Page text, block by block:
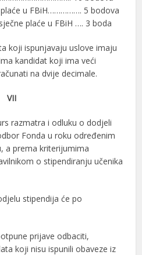
u FBiH……………. 5 bodova
plaće u FBiH …. 3 boda
koji ispunjavaju uslove imaju
kandidat koji ima veći
na dvije decimale.
VII
razmatra i odluku o dodjeli
Fonda u roku određenim
a prema kriterijumima
o stipendiranju učenika
stipendija će po
prijave odbaciti,
koji nisu ispunili obaveze iz